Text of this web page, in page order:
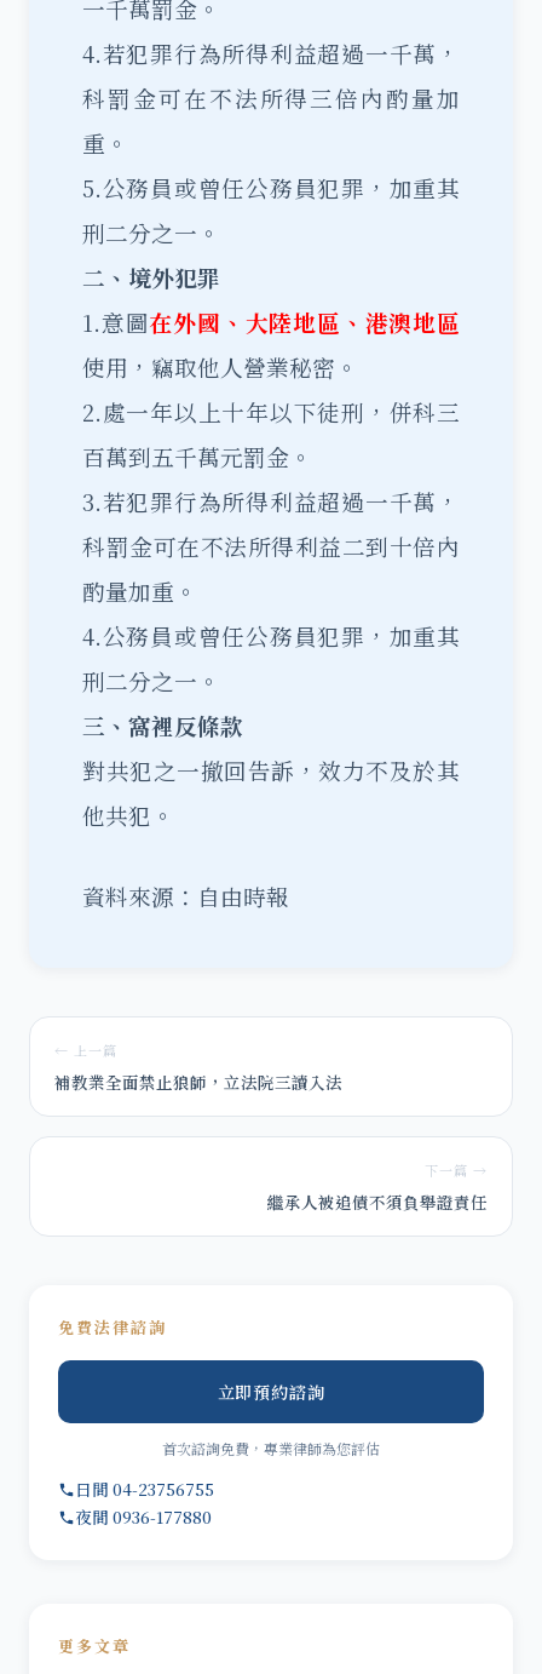
一千萬罰金。
4.若犯罪行為所得利益超過一千萬，
科罰金可在不法所得三倍內酌量加
重。
5.公務員或曾任公務員犯罪，加重其
刑二分之一。
二、境外犯罪
1.意圖在外國、大陸地區、港澳地區
使用，竊取他人營業秘密。
2.處一年以上十年以下徒刑，併科三
百萬到五千萬元罰金。
3.若犯罪行為所得利益超過一千萬，
科罰金可在不法所得利益二到十倍內
酌量加重。
4.公務員或曾任公務員犯罪，加重其
刑二分之一。
三、窩裡反條款
對共犯之一撤回告訴，效力不及於其
他共犯。
資料來源：自由時報
← 上一篇
補教業全面禁止狼師，立法院三讀入法
下一篇 →
繼承人被追債不須負舉證責任
免費法律諮詢
立即預約諮詢
首次諮詢免費，專業律師為您評估
日間 04-23756755
夜間 0936-177880
更多文章